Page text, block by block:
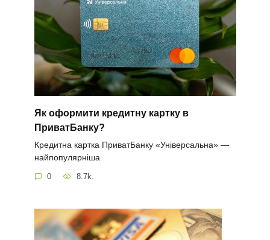
Як оформити кредитну картку в
ПриватБанку?
Кредитна картка ПриватБанку «Універсальна» —
найпопулярніша
0 8.7k.